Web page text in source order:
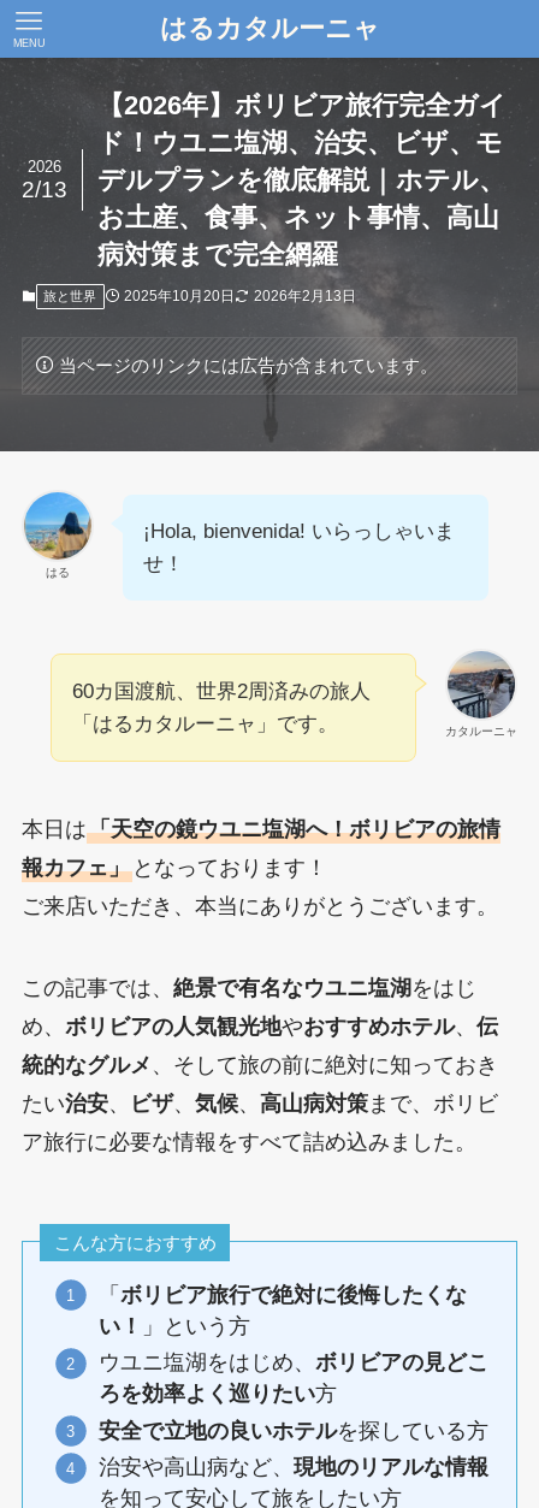
はるカタルーニャ
MENU
【2026年】ボリビア旅行完全ガイ
ド！ウユニ塩湖、治安、ビザ、モ
デルプランを徹底解説｜ホテル、
お土産、食事、ネット事情、高山
病対策まで完全網羅
2026
2/13
旅と世界 2025年10月20日 2026年2月13日
当ページのリンクには広告が含まれています。
はる
¡Hola, bienvenida! いらっしゃいま
せ！
カタルーニャ
60カ国渡航、世界2周済みの旅人
「はるカタルーニャ」です。
本日は「天空の鏡ウユニ塩湖へ！ボリビアの旅情
報カフェ」となっております！
ご来店いただき、本当にありがとうございます。
この記事では、 絶景で有名なウユニ塩湖 をはじ
め、 ボリビアの人気観光地やおすすめホテル、 伝
統的なグルメ 、そして旅の前に絶対に知っておき
たい治安、 ビザ、 気候、 高山病対策まで、ボリビ
ア旅行に必要な情報をすべて詰め込みました。
こんな方におすすめ
「 ボリビア旅行で絶対に後悔したくな
い！
」という方
ウユニ塩湖をはじめ、 ボリビアの見どこ
ろを効率よく巡りたい方
安全で立地の良いホテルを探している方
治安や高山病など、 現地のリアルな情報
を知って安心して旅をしたい方